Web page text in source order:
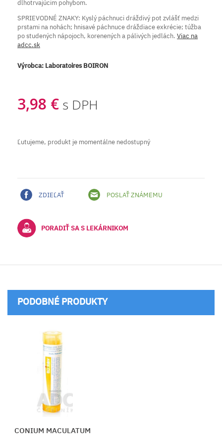
dlhotrvajúcim pohybom.
SPRIEVODNÉ ZNAKY: Kyslý páchnuci dráždivý pot zvlášť medzi
prstami na nohách; hnisavé páchnuce dráždiace exkrécie; túžba
po studených nápojoch, korenených a pálivých jedlách. Viac na
adcc.sk
Výrobca: Laboratoires BOIRON
3,98 € s DPH
Ľutujeme, produkt je momentálne nedostupný
ZDIEĽAŤ POSLAŤ ZNÁMEMU
PORADIŤ SA S LEKÁRNIKOM
PODOBNÉ PRODUKTY
CONIUM MACULATUM